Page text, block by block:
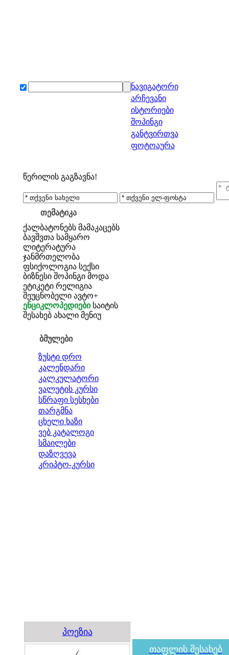
ნავიგატორი
არჩევანი
ისტორიები
შოპინგი
განტვირთვა
ფოტოაურა
წერილის გაგზავნა!
თემატიკა
ქალბატონებს მამაკაცებს
ბავშვთა სამყარო
ლიტერატურა
ჯანმრთელობა
ფსიქოლოგია სექსი
ბიზნესი შოპინგი მოდა
ეტიკეტი რელიგია
შეუცნობელი ავტო+
ენციკლოპედიები საიტის
შესახებ ახალი მენიუ
ბმულები
ზუსტი დრო
კალენდარი
კალკულატორი
ვალუტის კურსი
სწრაფი სესხები
თარგმნა
ცხელი ხაზი
ვებ კატალოგი
სმაილები
დაზღვევა
კრიპტო-კურსი
პოეზია
თაფლის შესახებ